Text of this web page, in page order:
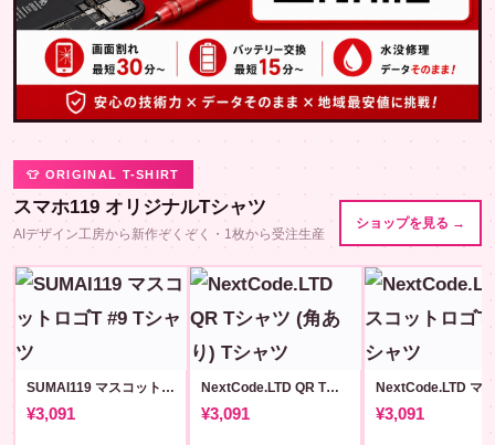
👕 ORIGINAL T-SHIRT
スマホ119 オリジナルTシャツ
AIデザイン工房から新作ぞくぞく・1枚から受注生産
ショップを見る →
SUMAI119 マスコットロゴT #9
¥3,091
NextCode.LTD QR Tシャツ (角あり)
¥3,091 ¥3,091